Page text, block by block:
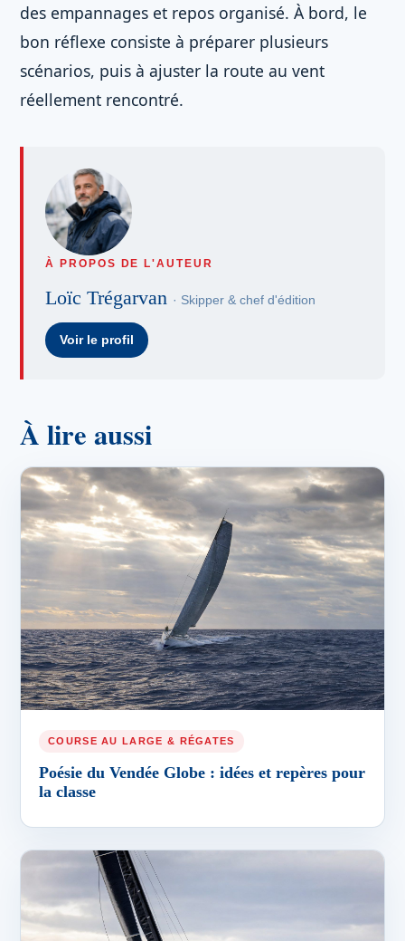
des empannages et repos organisé. À bord, le
bon réflexe consiste à préparer plusieurs
scénarios, puis à ajuster la route au vent
réellement rencontré.
À PROPOS DE L'AUTEUR
Loïc Trégarvan · Skipper & chef d'édition
Voir le profil
À lire aussi
COURSE AU LARGE & RÉGATES
Poésie du Vendée Globe : idées et repères pour
la classe